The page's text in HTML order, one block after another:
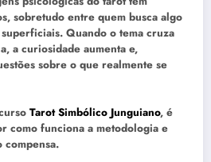
sobretudo entre quem busca algo
Quando o tema cruza
a curiosidade aumenta e,
sobre o que realmente se
Tarot Simbólico Junguiano, é
como funciona a metodologia e
compensa.